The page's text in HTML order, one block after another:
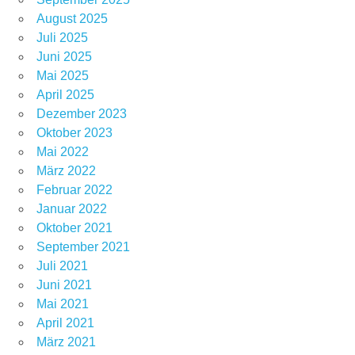
August 2025
Juli 2025
Juni 2025
Mai 2025
April 2025
Dezember 2023
Oktober 2023
Mai 2022
März 2022
Februar 2022
Januar 2022
Oktober 2021
September 2021
Juli 2021
Juni 2021
Mai 2021
April 2021
März 2021